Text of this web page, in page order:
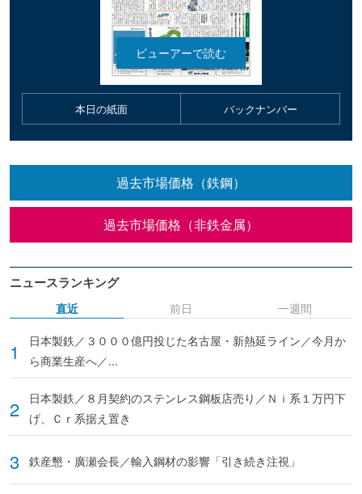
本日の紙面 バックナンバー
過去市場価格（鉄鋼）
過去市場価格（非鉄金属）
ニュースランキング
直近
日本製鉄／３０００億円投じた名古屋・新熱延ライン／今月か
ら商業生産へ／...
日本製鉄／８月契約のステンレス鋼板店売り／Ｎｉ系１万円下
げ、Ｃｒ系据え置き
鉄産懇・廣瀬会長／輸入鋼材の影響「引き続き注視」
前日 一週間